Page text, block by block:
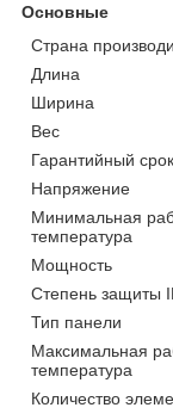
Основные
Страна
Длина
Ширина
Вес
Гарантийный срок
Напряжение
Минимальная
температура
Мощность
Степень защиты
Тип панели
Максимальная
температура
Количество